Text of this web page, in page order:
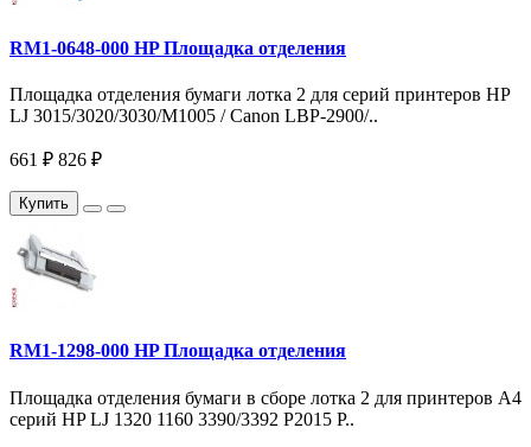
RM1-0648-000 HP Площадка отделения
Площадка отделения бумаги лотка 2 для серий принтеров HP
LJ 3015/3020/3030/M1005 / Canon LBP-2900/..
661 ₽ 826 ₽
Купить
RM1-1298-000 HP Площадка отделения
Площадка отделения бумаги в сборе лотка 2 для принтеров A4
серий HP LJ 1320 1160 3390/3392 P2015 P..